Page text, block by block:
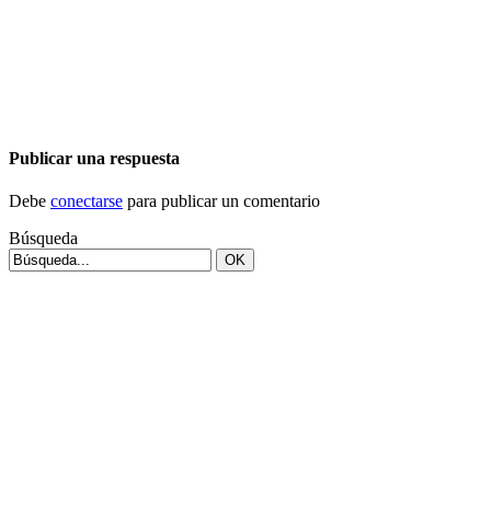
Publicar una respuesta
Debe conectarse para publicar un comentario
Búsqueda